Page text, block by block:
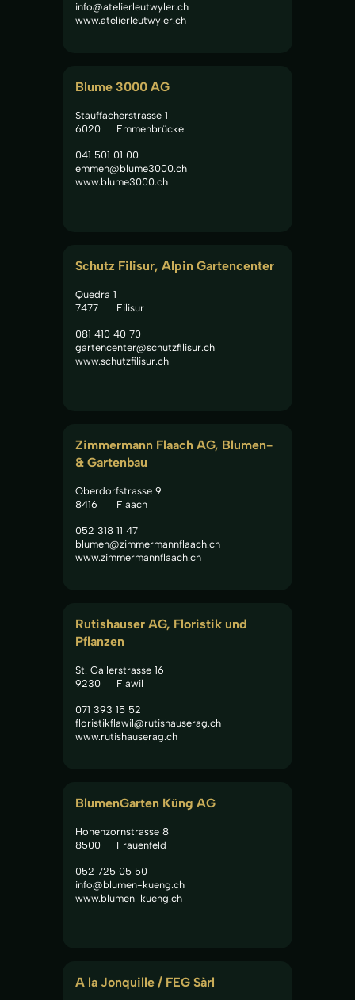
info@atelierleutwyler.ch
www.atelierleutwyler.ch
Blume 3000 AG
Stauffacherstrasse 1
6020
Emmenbrücke
041 501 01 00
emmen@blume3000.ch
www.blume3000.ch
Schutz Filisur, Alpin Gartencenter
Quedra 1
7477
Filisur
081 410 40 70
gartencenter@schutzfilisur.ch
www.schutzfilisur.ch
Zimmermann Flaach AG, Blumen-
& Gartenbau
Oberdorfstrasse 9
8416
Flaach
052 318 11 47
blumen@zimmermannflaach.ch
www.zimmermannflaach.ch
Rutishauser AG, Floristik und
Pflanzen
St. Gallerstrasse 16
9230
Flawil
071 393 15 52
floristikflawil@rutishauserag.ch
www.rutishauserag.ch
BlumenGarten Küng AG
Hohenzornstrasse 8
8500
Frauenfeld
052 725 05 50
info@blumen-kueng.ch
www.blumen-kueng.ch
A la Jonquille / FEG Sàrl